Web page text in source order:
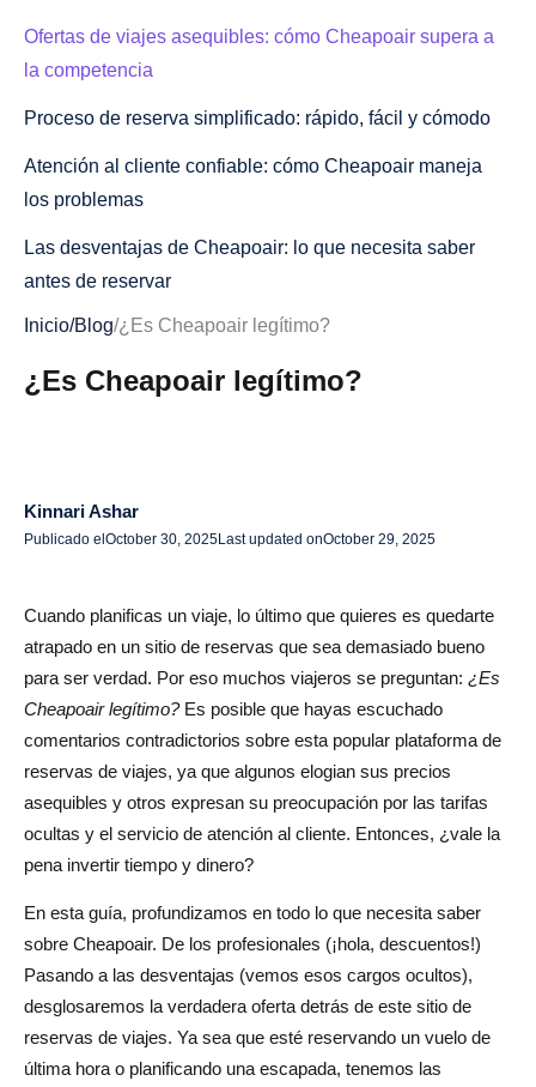
Ofertas de viajes asequibles: cómo Cheapoair supera a
la competencia
Proceso de reserva simplificado: rápido, fácil y cómodo
Atención al cliente confiable: cómo Cheapoair maneja
los problemas
Las desventajas de Cheapoair: lo que necesita saber
antes de reservar
Tarifas ocultas en Cheapoair: qué tener en cuenta
Quejas comunes de los clientes: ¿Son ciertas las
¿Es seguro usar Cheapoair? Perspectivas clave de
Protección de datos y privacidad: ¿Está segura su
información?
Métodos de pago seguros: ¿Qué tan seguras son las
transacciones de Cheapoair?
Cheapoair frente a la competencia: ¿qué plataforma de
reservas de viajes es mejor?
Cheapoair frente a Expedia: ¿Cuál ofrece mejores
Kayak y Skyscanner: ¿cómo se comparan con
Cheapoair?
Consejos de expertos para reservar de forma segura en
Cheapoair: Maximice sus ahorros
Inicio/Blog/¿Es Cheapoair legítimo?
¿Es Cheapoair legítimo?
Kinnari Ashar
Publicado el October 30, 2025Last updated onOctober 29, 2025
Cuando planificas un viaje, lo último que quieres es quedarte
atrapado en un sitio de reservas que sea demasiado bueno
para ser verdad. Por eso muchos viajeros se preguntan: ¿Es
Cheapoair legítimo?Es posible que hayas escuchado
comentarios contradictorios sobre esta popular plataforma de
reservas de viajes, ya que algunos elogian sus precios
asequibles y otros expresan su preocupación por las tarifas
ocultas y el servicio de atención al cliente. Entonces, ¿vale la
pena invertir tiempo y dinero?
En esta guía, profundizamos en todo lo que necesita saber
sobre Cheapoair. De los profesionales (¡hola, descuentos!)
Pasando a las desventajas (vemos esos cargos ocultos),
desglosaremos la verdadera oferta detrás de este sitio de
reservas de viajes. Ya sea que esté reservando un vuelo de
última hora o planificando una escapada, tenemos las